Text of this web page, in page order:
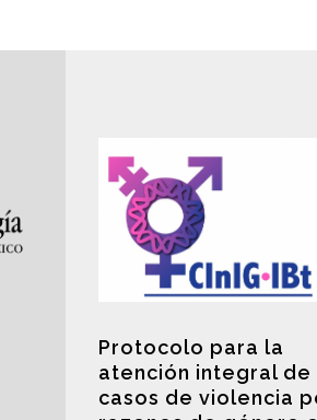
Protocolo para la
atención integral de
casos de violencia